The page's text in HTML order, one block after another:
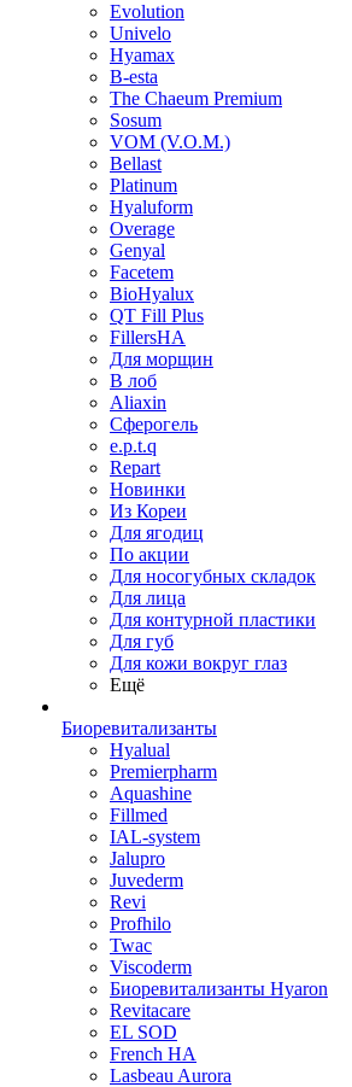
Evolution
Univelo
Hyamax
B-esta
The Chaeum Premium
Sosum
VOM (V.O.M.)
Bellast
Platinum
Hyaluform
Overage
Genyal
Facetem
BioHyalux
QT Fill Plus
FillersHA
Для морщин
В лоб
Aliaxin
Сферогель
e.p.t.q
Repart
Новинки
Из Кореи
Для ягодиц
По акции
Для носогубных складок
Для лица
Для контурной пластики
Для губ
Для кожи вокруг глаз
Ещё
Биоревитализанты
Hyalual
Premierpharm
Aquashine
Fillmed
IAL-system
Jalupro
Juvederm
Revi
Profhilo
Twac
Viscoderm
Биоревитализанты Hyaron
Revitacare
EL SOD
French HA
Lasbeau Aurora